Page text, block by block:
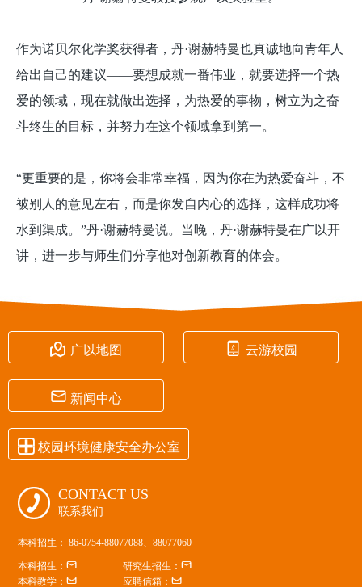
作为诺贝尔化学奖获得者，丹·谢赫特曼也真诚地向青年人
给出自己的建议——要想成就一番伟业，就要选择一个热
爱的领域，现在就做出选择，为热爱的事物，树立为之奋
斗终生的目标，并努力在这个领域拿到第一。
“更重要的是，你将会非常幸福，因为你在为热爱奋斗，不
被别人的意见左右，而是你发自内心的选择，这样成功将
水到渠成。”丹·谢赫特曼说。当晚，丹·谢赫特曼在广以开
讲，进一步与师生们分享他对创新教育的体会。
 广以地图  云游校园
 新闻中心
 校园环境健康安全办公室
 CONTACT US
联系我们
本科招生： 86-0754-88077088、88077060
本科招生： 研究生招生：
本科教学： 应聘信箱：